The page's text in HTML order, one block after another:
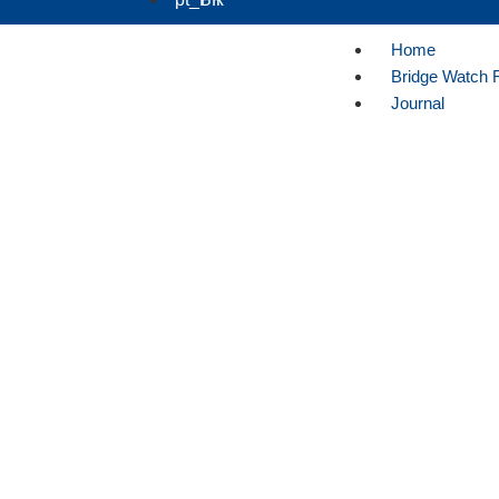
Home
Bridge Watch
Journal